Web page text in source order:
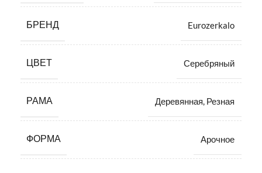
БРЕНД Eurozerkalo
ЦВЕТ Серебряный
РАМА Деревянная, Резная
ФОРМА Арочное